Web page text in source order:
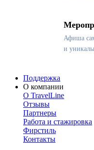
Афиша
и
Поддержка
О компании
О TravelLine
Отзывы
Партнеры
Работа и стажировка
Фирстиль
Контакты